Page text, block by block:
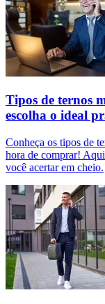
Tipos de ternos
escolha o ideal
Conheça os tipos de
hora de comprar!
você acertar em cheio.